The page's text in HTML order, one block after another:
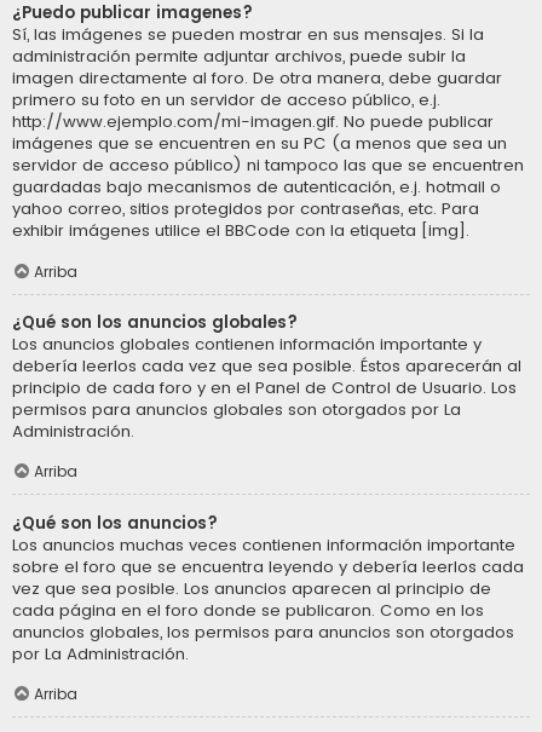
¿Puedo publicar imagenes?
Sí, las imágenes se pueden mostrar en sus mensajes. Si la
administración permite adjuntar archivos, puede subir la
imagen directamente al foro. De otra manera, debe guardar
primero su foto en un servidor de acceso público, e.j.
http://www.ejemplo.com/mi-imagen.gif. No puede publicar
imágenes que se encuentren en su PC (a menos que sea un
servidor de acceso público) ni tampoco las que se encuentren
guardadas bajo mecanismos de autenticación, e.j. hotmail o
yahoo correo, sitios protegidos por contraseñas, etc. Para
exhibir imágenes utilice el BBCode con la etiqueta [img].
Arriba
¿Qué son los anuncios globales?
Los anuncios globales contienen información importante y
debería leerlos cada vez que sea posible. Éstos aparecerán al
principio de cada foro y en el Panel de Control de Usuario. Los
permisos para anuncios globales son otorgados por La
Administración.
Arriba
¿Qué son los anuncios?
Los anuncios muchas veces contienen información importante
sobre el foro que se encuentra leyendo y debería leerlos cada
vez que sea posible. Los anuncios aparecen al principio de
cada página en el foro donde se publicaron. Como en los
anuncios globales, los permisos para anuncios son otorgados
por La Administración.
Arriba